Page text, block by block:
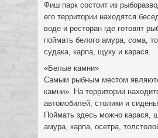
Фиш парк состоит из
его территории находятся
воде и ресторан где готовят
поймать белого амура, сома,
судака, карпа, щуку и карася.
«Белые камни»
Самым рыбным местом
камни». На территории
автомобилей, столики и
Поймать здесь можно карася,
амура, карпа, осетра,